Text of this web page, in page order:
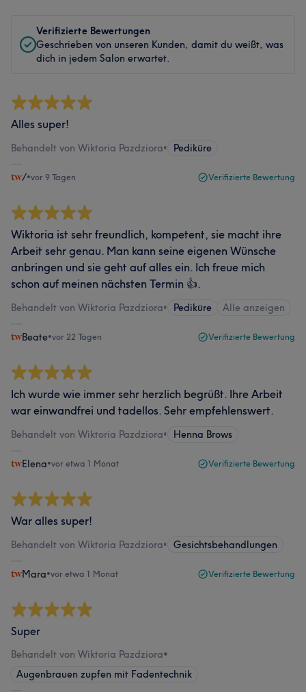
Verifizierte Bewertungen
Geschrieben von unseren Kunden, damit du weißt, was
dich in jedem Salon erwartet.
Alles super!
Behandelt von Wiktoria Pazdziora• Pediküre
/•vor 9 Tagen Verifizierte Bewertung
Wiktoria ist sehr freundlich, kompetent, sie macht ihre
Arbeit sehr genau. Man kann seine eigenen Wünsche
anbringen und sie geht auf alles ein. Ich freue mich
schon auf meinen nächsten Termin 👍.
Behandelt von Wiktoria Pazdziora• Pediküre Alle anzeigen
Beate•vor 22 Tagen Verifizierte Bewertung
Ich wurde wie immer sehr herzlich begrüßt. Ihre Arbeit
war einwandfrei und tadellos. Sehr empfehlenswert.
Behandelt von Wiktoria Pazdziora• Henna Brows
Elena•vor etwa 1 Monat Verifizierte Bewertung
War alles super!
Behandelt von Wiktoria Pazdziora• Gesichtsbehandlungen
Mara•vor etwa 1 Monat Verifizierte Bewertung
Super
Behandelt von Wiktoria Pazdziora•
Augenbrauen zupfen mit Fadentechnik